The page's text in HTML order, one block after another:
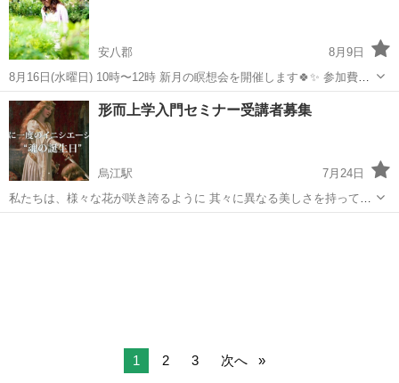
方を学習する講座です。実際のビ...
安八郡
8月9日
8月16日(水曜日) 10時〜12時 新月の瞑想会を開催します🍀✨ 参加費
1,000円 定員 3名様 場所 ヒーリングサロンSophia(岐阜県安八郡輪
之内町) 🌱ストレスを解消したい方 🌱リラックスしたい方 🌱...
岐阜 安八郡 セラピー ヒーリング
形而上学入門セミナー受講者募集
烏江駅
7月24日
私たちは、様々な花が咲き誇るように 其々に異なる美しさを持ってい
ます。 今あなたは自分らしく生きていますか？ 自分の可能性、輝き、
1 2 3 次へ